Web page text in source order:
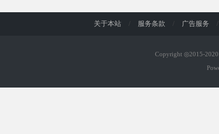
关于本站 / 服务条款 / 广告服务 /
Copyright ◎2015-